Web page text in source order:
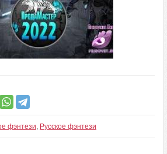
фэнтези, Русское фэнтези